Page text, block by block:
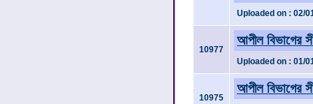
Uploaded on : 02/
10977
আপীল বিভাগের
Uploaded on : 01/
10975
আপীল বিভাগের